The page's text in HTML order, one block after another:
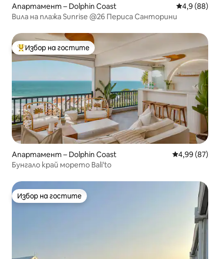
Апартамент – Dolphin Coast Средна
4,9 (88)
Вила на плажа Sunrise @26 Периса Санторини
Най-популярен избор на гостите
Избор на гостите
Апартамент – Dolphin Coast Средна
4,99 (87)
Бунгало край морето Bali'to
Избор на гостите
Избор на гостите